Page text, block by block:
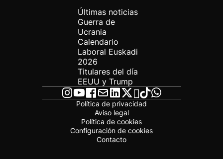
Últimas noticias
Guerra de
Ucrania
Calendario
Laboral Euskadi
2026
Titulares del día
EEUU y Trump
Política de privacidad
Aviso legal
Política de cookies
Configuración de cookies
Contacto